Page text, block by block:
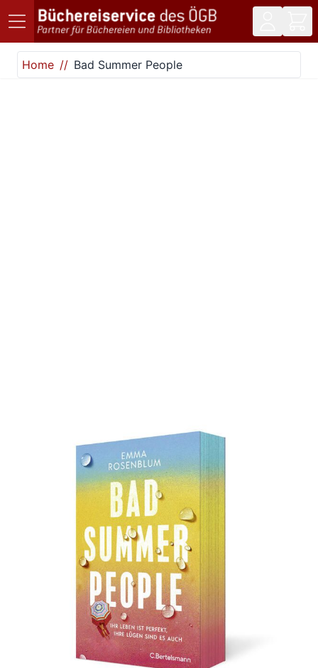
Direkt zum Inhalt
Home
Bad Summer People
Bad Summer People
Zur Wunschliste hinzufügen
Ihr Leben ist perfekt, ihre Lügen sind es auch. -
Roman. Ein Roman wie der heißeste neue
Sommercocktail – frisch, sexy, unwiderstehlich - Mit
Farbschnitt in limitierter Auflage
Emma Rosenblum
Verlag: C.Bertelsmann 27.03.2024